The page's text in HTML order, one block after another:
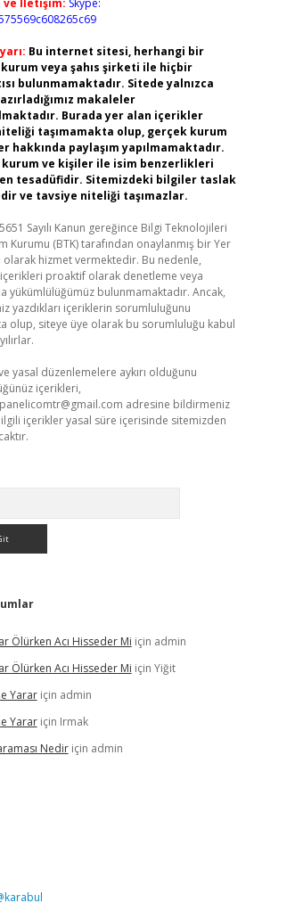
ve İletişim: Skype:
Bu internet sitesi, herhangi bir
veya şahıs şirketi ile hiçbir
bulunmamaktadır. Sitede yalnızca
makaleler
Burada yer alan içerikler
taşımamakta olup, gerçek kurum
hakkında paylaşım yapılmamaktadır.
kurum ve kişiler ile isim benzerlikleri
tesadüfidir. Sitemizdeki bilgiler taslak
ve tavsiye niteliği taşımazlar.
Sayılı Kanun gereğince Bilgi Teknolojileri
Kurumu (BTK) tarafından onaylanmış bir Yer
olarak hizmet vermektedir. Bu nedenle,
proaktif olarak denetleme veya
yükümlülüğümüz bulunmamaktadır. Ancak,
yazdıkları içeriklerin sorumluluğunu
olup, siteye üye olarak bu sorumluluğu kabul
yasal düzenlemelere aykırı olduğunu
içerikleri,
adresine bildirmeniz
içerikler yasal süre içerisinde sitemizden
Ölürken Acı Hisseder Mi için admin
Ölürken Acı Hisseder Mi için Yiğit
Yarariçin admin
Yarariçin Irmak
Nediriçin admin